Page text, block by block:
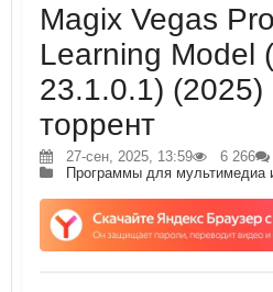
Magix Vegas
Learning Model
23.1.0.1) (2025)
торрент
27-сен, 2025, 13:59 6 266
Программы для мультимедиа